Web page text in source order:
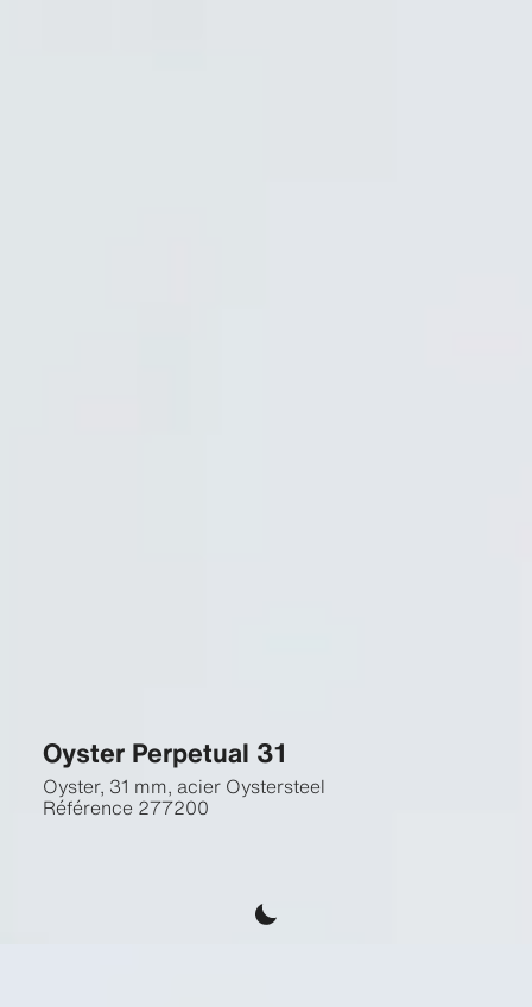
Oyster Perpetual 31
Oyster, 31 mm, acier Oystersteel
Référence 277200